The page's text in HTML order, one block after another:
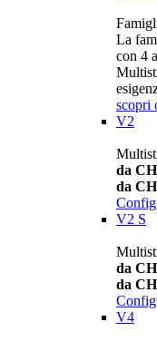
La
con 4
scopri
V2
da
da
V2 S
da
da
V4